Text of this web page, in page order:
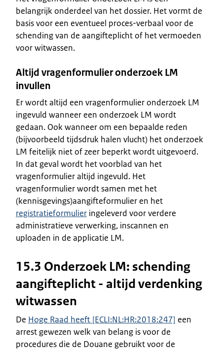
belangrijk onderdeel van het dossier. Het vormt de
basis voor een eventueel proces-verbaal voor de
schending van de aangifteplicht of het vermoeden
voor witwassen.
Altijd vragenformulier onderzoek LM
invullen
Er wordt altijd een vragenformulier onderzoek LM
ingevuld wanneer een onderzoek LM wordt
gedaan. Ook wanneer om een bepaalde reden
(bijvoorbeeld tijdsdruk halen vlucht) het onderzoek
LM feitelijk niet of zeer beperkt wordt uitgevoerd.
In dat geval wordt het voorblad van het
vragenformulier altijd ingevuld. Het
vragenformulier wordt samen met het
(kennisgevings)aangifteformulier en het
registratieformulier ingeleverd voor verdere
administratieve verwerking, inscannen en
uploaden in de applicatie LM.
15.3 Onderzoek LM: schending
aangifteplicht - altijd verdenking
witwassen
De Hoge Raad heeft [ECLI:NL:HR:2018:247] een
arrest gewezen welk van belang is voor de
procedures die de Douane gebruikt voor de